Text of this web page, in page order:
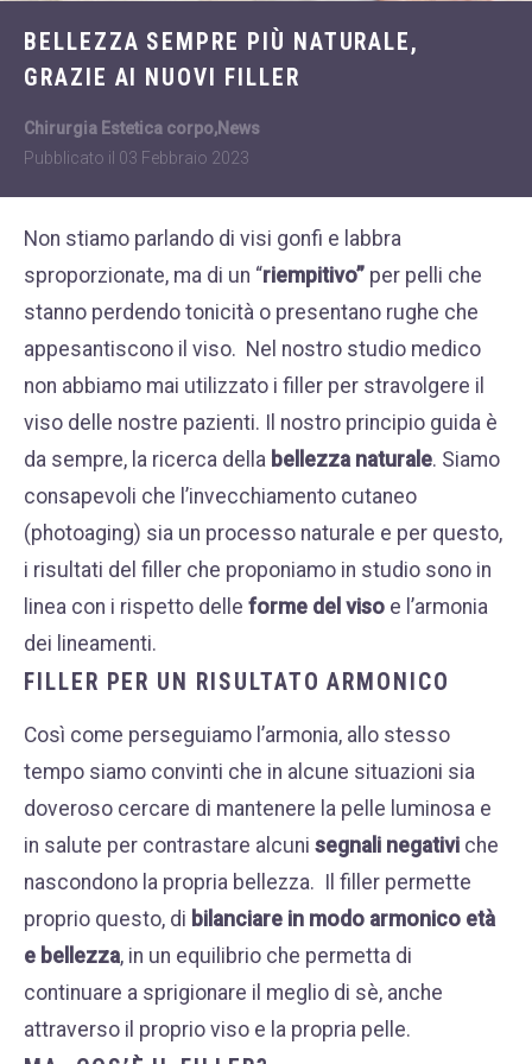
+39 389 2681259
Dietologia
Disturbi dell'età
femminile
News
Problemi sessualità
maschile
Trattamenti estetici
viso e corpo
Trattamenti per il
corpo
Trattamenti per mani,
viso, décolleté
BELLEZZA SEMPRE PIÙ NATURALE,
GRAZIE AI NUOVI FILLER
Chirurgia Estetica corpo,News
Pubblicato il 03 Febbraio 2023
Non stiamo parlando di visi gonfi e labbra
sproporzionate, ma di un “riempitivo” per pelli che
stanno perdendo tonicità o presentano rughe che
appesantiscono il viso. Nel nostro studio medico
non abbiamo mai utilizzato i filler per stravolgere il
viso delle nostre pazienti. Il nostro principio guida è
da sempre, la ricerca della bellezza naturale. Siamo
consapevoli che l’invecchiamento cutaneo
(photoaging) sia un processo naturale e per questo,
i risultati del filler che proponiamo in studio sono in
linea con i rispetto delle forme del viso e l’armonia
dei lineamenti.
FILLER PER UN RISULTATO ARMONICO
Così come perseguiamo l’armonia, allo stesso
tempo siamo convinti che in alcune situazioni sia
doveroso cercare di mantenere la pelle luminosa e
in salute per contrastare alcuni segnali negativi che
nascondono la propria bellezza. Il filler permette
proprio questo, di bilanciare in modo armonico età
e bellezza, in un equilibrio che permetta di
continuare a sprigionare il meglio di sè, anche
attraverso il proprio viso e la propria pelle.